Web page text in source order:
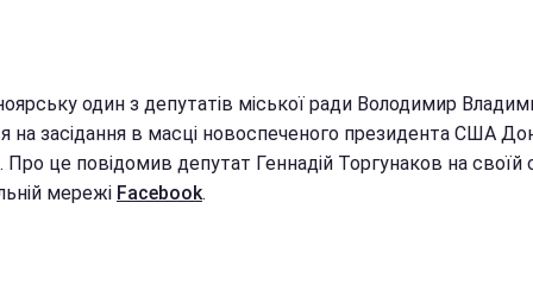
один з депутатів міської ради Володимир
на засідання в масці новоспеченого президента США
Про це повідомив депутат Геннадій Торгунаков на своїй
мережі Facebook.